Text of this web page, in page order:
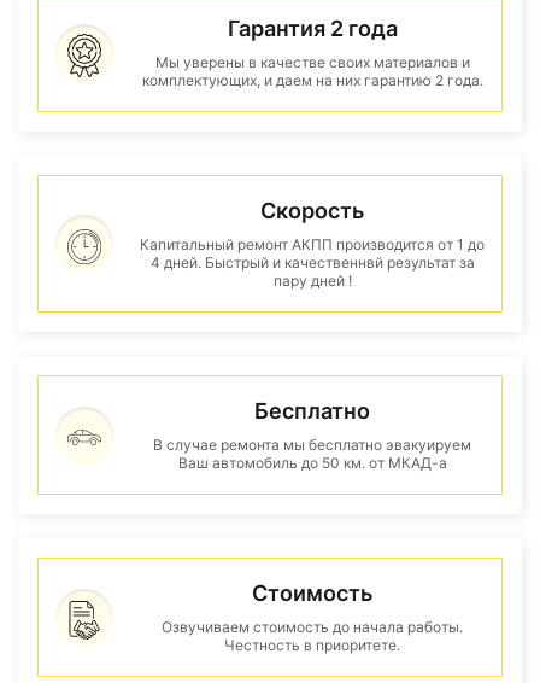
Гарантия 2 года
Мы уверены в качестве своих материалов и
комплектующих, и даем на них гарантию 2 года.
Скорость
Капитальный ремонт АКПП производится от 1 до
4 дней. Быстрый и качественнвй результат за
пару дней !
Бесплатно
В случае ремонта мы бесплатно эвакуируем
Ваш автомобиль до 50 км. от МКАД-а
Стоимость
Озвучиваем стоимость до начала работы.
Честность в приоритете.